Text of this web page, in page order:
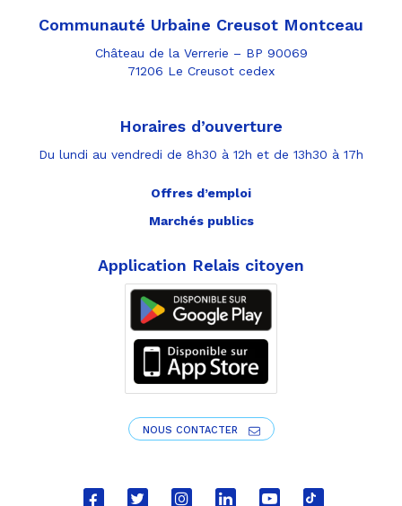
Communauté Urbaine Creusot Montceau
Château de la Verrerie – BP 90069
71206 Le Creusot cedex
Horaires d’ouverture
Du lundi au vendredi de 8h30 à 12h et de 13h30 à 17h
Offres d’emploi
Marchés publics
Application Relais citoyen
NOUS CONTACTER